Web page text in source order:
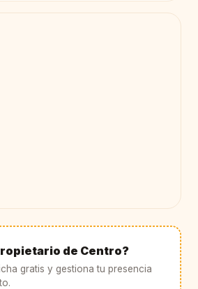
de Centro?
gratis y gestiona tu presencia